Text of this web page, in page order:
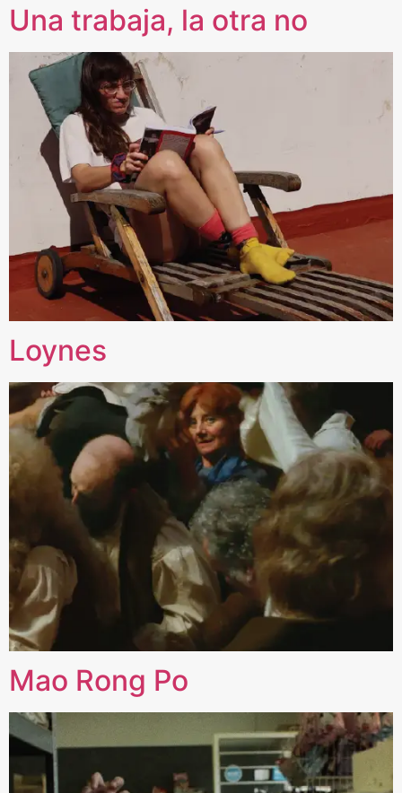
Una trabaja, la otra no
Loynes
Mao Rong Po